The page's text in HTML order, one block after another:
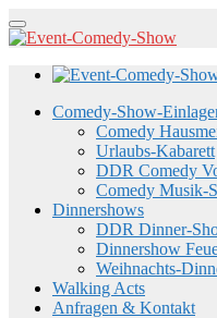
Comedy-Show-
Comedy
Urlaubs-Kabarett
DDR Comedy
Comedy Musik-
Dinnershows
DDR Dinner-
Dinnershow
Weihnachts-
Walking Acts
Anfragen & Kontakt